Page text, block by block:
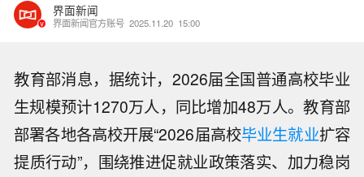
界面新闻
界面新闻官方账号 2025.11.20 15:00
教育部消息，据统计，2026届全国普通高校毕业
生规模预计1270万人，同比增加48万人。教育部
部署各地各高校开展“2026届高校毕业生就业扩容
提质行动”，围绕推进促就业政策落实、加力稳岗